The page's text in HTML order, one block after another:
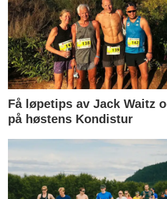
Få løpetips av Jack Waitz
på høstens Kondistur